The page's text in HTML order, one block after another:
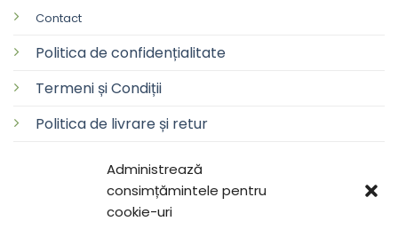
Administrează
consimțămintele pentru
cookie-uri
Contact
Politica de confidențialitate
Termeni și Condiții
Politica de livrare și retur
Politica de cookie-uri